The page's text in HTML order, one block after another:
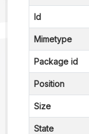
Id
Mimetype
Package id
Position
Size
State